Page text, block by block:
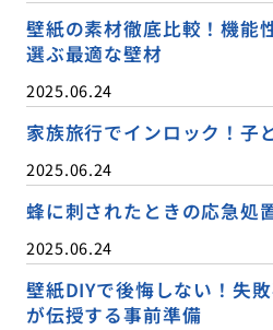
壁紙の素材徹底比較！機能
選ぶ最適な壁材
2025.06.24
家族旅行でインロック！子
2025.06.24
蜂に刺されたときの応急処
2025.06.24
壁紙DIYで後悔しない！失
が伝授する事前準備